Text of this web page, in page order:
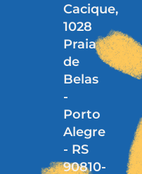
Cacique,
1028
Praia
de
Belas
-
Porto
Alegre
- RS
90810-